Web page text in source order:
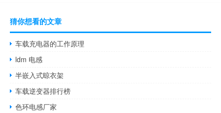
猜你想看的文章
车载充电器的工作原理
ldm 电感
半嵌入式晾衣架
车载逆变器排行榜
色环电感厂家